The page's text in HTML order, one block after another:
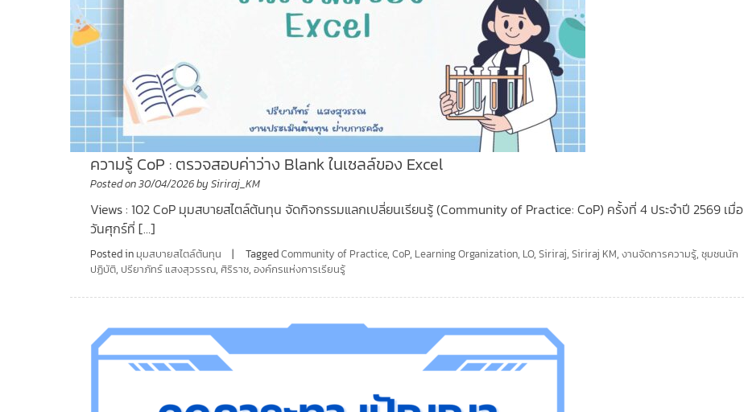
ความรู้ CoP : ตรวจสอบค่าว่าง Blank ในเซลล์ของ Excel
Posted on30/04/2026bySiriraj_KM
Views : 102 CoP มุมสบายสไตล์ต้นทุน จัดกิจกรรมแลกเปลี่ยนเรียนรู้ (Community of Practice: CoP) ครั้งที่ 4 ประจำปี 2569 เมื่อ
วันศุกร์ที่ […]
Posted in มุมสบายสไตล์ต้นทุน TaggedCommunity of Practice,CoP, Learning Organization, LO,Siriraj,Siriraj KM,งานจัดการความรู้,ชุมชนนัก
ปฏิบัติ, ปรียาภัทร์ แสงสุวรรณ, ศิริราช,องค์กรแห่งการเรียนรู้